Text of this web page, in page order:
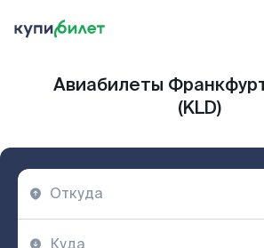
Авиабилеты
(KLD)